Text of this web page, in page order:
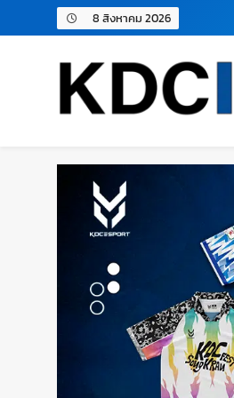
8 สิงหาคม 2026